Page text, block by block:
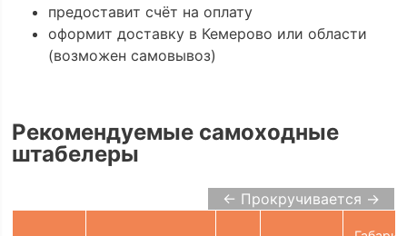
предоставит счёт на оплату
оформит доставку в Кемерово или области
(возможен самовывоз)
Рекомендуемые самоходные
штабелеры
← Прокручивается →